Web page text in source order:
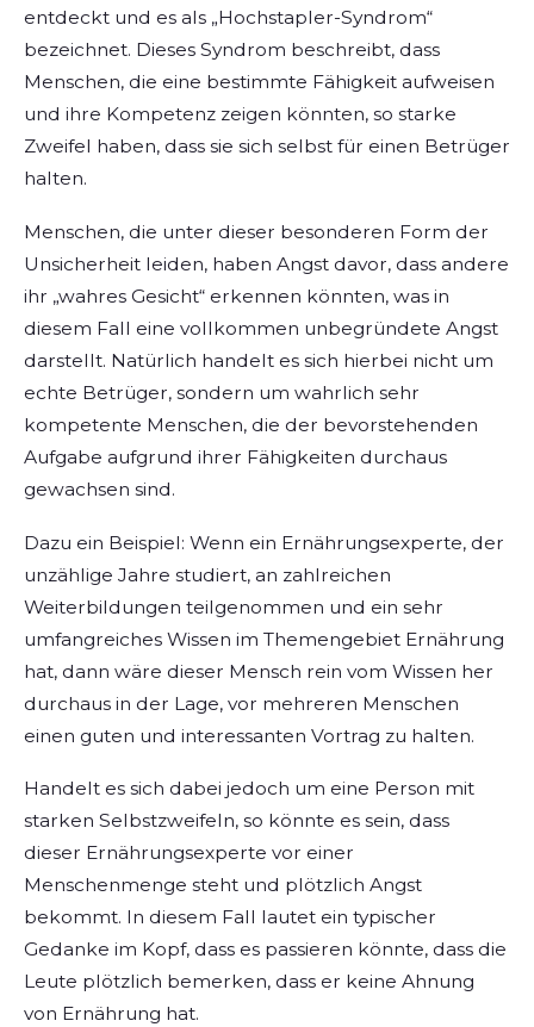
entdeckt und es als „Hochstapler-Syndrom“
bezeichnet. Dieses Syndrom beschreibt, dass
Menschen, die eine bestimmte Fähigkeit aufweisen
und ihre Kompetenz zeigen könnten, so starke
Zweifel haben, dass sie sich selbst für einen Betrüger
halten.
Menschen, die unter dieser besonderen Form der
Unsicherheit leiden, haben Angst davor, dass andere
ihr „wahres Gesicht“ erkennen könnten, was in
diesem Fall eine vollkommen unbegründete Angst
darstellt. Natürlich handelt es sich hierbei nicht um
echte Betrüger, sondern um wahrlich sehr
kompetente Menschen, die der bevorstehenden
Aufgabe aufgrund ihrer Fähigkeiten durchaus
gewachsen sind.
Dazu ein Beispiel: Wenn ein Ernährungsexperte, der
unzählige Jahre studiert, an zahlreichen
Weiterbildungen teilgenommen und ein sehr
umfangreiches Wissen im Themengebiet Ernährung
hat, dann wäre dieser Mensch rein vom Wissen her
durchaus in der Lage, vor mehreren Menschen
einen guten und interessanten Vortrag zu halten.
Handelt es sich dabei jedoch um eine Person mit
starken Selbstzweifeln, so könnte es sein, dass
dieser Ernährungsexperte vor einer
Menschenmenge steht und plötzlich Angst
bekommt. In diesem Fall lautet ein typischer
Gedanke im Kopf, dass es passieren könnte, dass die
Leute plötzlich bemerken, dass er keine Ahnung
von Ernährung hat.